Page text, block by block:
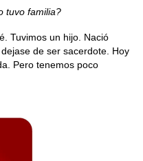
tuvo familia?
Tuvimos un hijo. Nació
de ser sacerdote. Hoy
Pero tenemos poco